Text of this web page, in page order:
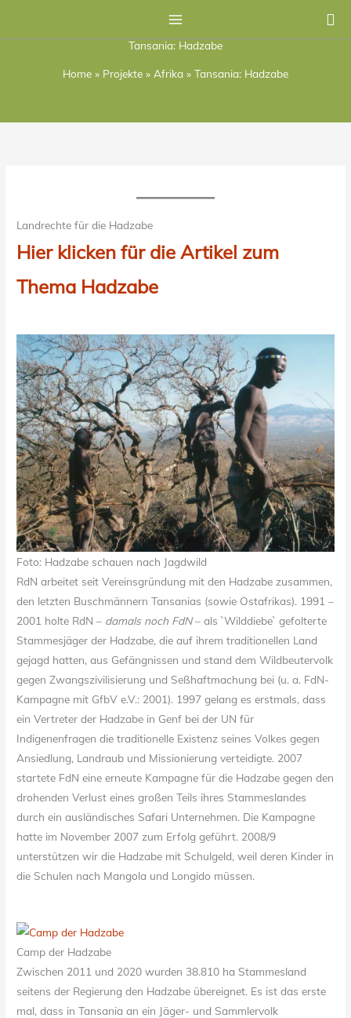
Tansania: Hadzabe
Home » Projekte » Afrika » Tansania: Hadzabe
Landrechte für die Hadzabe
Hier klicken für die Artikel zum
Thema Hadzabe
Foto: Hadzabe schauen nach Jagdwild
RdN arbeitet seit Vereinsgründung mit den Hadzabe zusammen,
den letzten Buschmännern Tansanias (sowie Ostafrikas). 1991 –
2001 holte RdN – damals noch FdN– als `Wilddiebe` gefolterte
Stammesjäger der Hadzabe, die auf ihrem traditionellen Land
gejagd hatten, aus Gefängnissen und stand dem Wildbeutervolk
gegen Zwangszivilisierung und Seßhaftmachung bei (u. a. FdN-
Kampagne mit GfbV e.V.: 2001). 1997 gelang es erstmals, dass
ein Vertreter der Hadzabe in Genf bei der UN für
Indigenenfragen die traditionelle Existenz seines Volkes gegen
Ansiedlung, Landraub und Missionierung verteidigte. 2007
startete FdN eine erneute Kampagne für die Hadzabe gegen den
drohenden Verlust eines großen Teils ihres Stammeslandes
durch ein ausländisches Safari Unternehmen. Die Kampagne
hatte im November 2007 zum Erfolg geführt. 2008/9
unterstützen wir die Hadzabe mit Schulgeld, weil deren Kinder in
die Schulen nach Mangola und Longido müssen.
Camp der Hadzabe
Zwischen 2011 und 2020 wurden 38.810 ha Stammesland
seitens der Regierung den Hadzabe übereignet. Es ist das erste
mal, dass in Tansania an ein Jäger- und Sammlervolk